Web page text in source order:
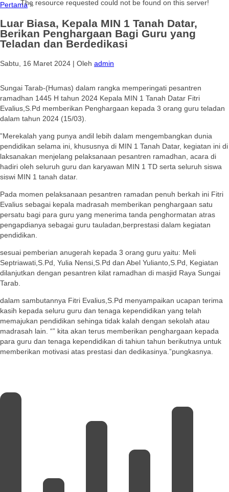
Pertama»
Luar Biasa, Kepala MIN 1 Tanah Datar,
Berikan Penghargaan Bagi Guru yang
Teladan dan Berdedikasi
Sabtu, 16 Maret 2024 | Oleh admin
Sungai Tarab-(Humas) dalam rangka memperingati pesantren
ramadhan 1445 H tahun 2024 Kepala MIN 1 Tanah Datar Fitri
Evalius,S.Pd memberikan Penghargaan kepada 3 orang guru teladan
dalam tahun 2024 (15/03).
”Merekalah yang punya andil lebih dalam mengembangkan dunia
pendidikan selama ini, khususnya di MIN 1 Tanah Datar, kegiatan ini di
laksanakan menjelang pelaksanaan pesantren ramadhan, acara di
hadiri oleh seluruh guru dan karyawan MIN 1 TD serta seluruh siswa
siswi MIN 1 tanah datar.
Pada momen pelaksanaan pesantren ramadan penuh berkah ini Fitri
Evalius sebagai kepala madrasah memberikan penghargaan satu
persatu bagi para guru yang menerima tanda penghormatan atras
pengapdianya sebagai guru tauladan,berprestasi dalam kegiatan
pendidikan.
sesuai pemberian anugerah kepada 3 orang guru yaitu: Meli
Septriawati,S.Pd, Yulia Nensi,S.Pd dan Abel Yulianto,S.Pd, Kegiatan
dilanjutkan dengan pesantren kilat ramadhan di masjid Raya Sungai
Tarab.
dalam sambutannya Fitri Evalius,S.Pd menyampaikan ucapan terima
kasih kepada seluru guru dan tenaga kependidikan yang telah
memajukan pendidikan sehinga tidak kalah dengan sekolah atau
madrasah lain. “” kita akan terus memberikan penghargaan kepada
para guru dan tenaga kependidikan di tahiun tahun berikutnya untuk
memberikan motivasi atas prestasi dan dedikasinya.”pungkasnya.
The resource requested could not be found on this server!